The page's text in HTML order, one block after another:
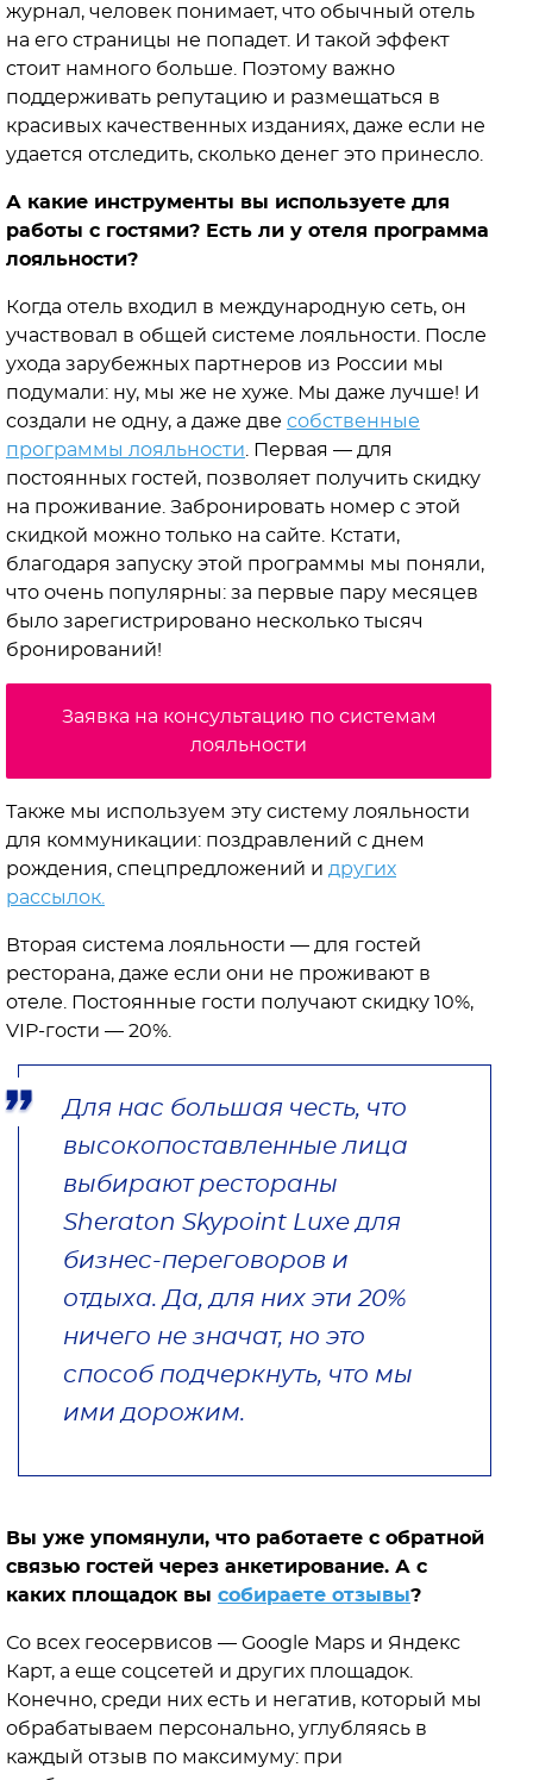
журнал, человек понимает, что обычный отель
на его страницы не попадет. И такой эффект
стоит намного больше. Поэтому важно
поддерживать репутацию и размещаться в
красивых качественных изданиях, даже если не
удается отследить, сколько денег это принесло.
А какие инструменты вы используете для
работы с гостями? Есть ли у отеля программа
лояльности?
Когда отель входил в международную сеть, он
участвовал в общей системе лояльности. После
ухода зарубежных партнеров из России мы
подумали: ну, мы же не хуже. Мы даже лучше! И
создали не одну, а даже две собственные
программы лояльности . Первая — для
постоянных гостей, позволяет получить скидку
на проживание. Забронировать номер с этой
скидкой можно только на сайте. Кстати,
благодаря запуску этой программы мы поняли,
что очень популярны: за первые пару месяцев
было зарегистрировано несколько тысяч
бронирований!
Заявка на консультацию по системам
лояльности
Также мы используем эту систему лояльности
для коммуникации: поздравлений с днем
рождения, спецпредложений и других
рассылок.
Вторая система лояльности — для гостей
ресторана, даже если они не проживают в
отеле. Постоянные гости получают скидку 10%,
VIP-гости — 20%.
Для нас большая честь, что
высокопоставленные лица
выбирают рестораны
Sheraton Skypoint Luxe для
бизнес-переговоров и
отдыха. Да, для них эти 20%
ничего не значат, но это
способ подчеркнуть, что мы
ими дорожим.
Вы уже упомянули, что работаете с обратной
связью гостей через анкетирование. А с
каких площадок вы собираете отзывы?
Со всех геосервисов — Google Maps и Яндекс
Карт, а еще соцсетей и других площадок.
Конечно, среди них есть и негатив, который мы
обрабатываем персонально, углубляясь в
каждый отзыв по максимуму: при